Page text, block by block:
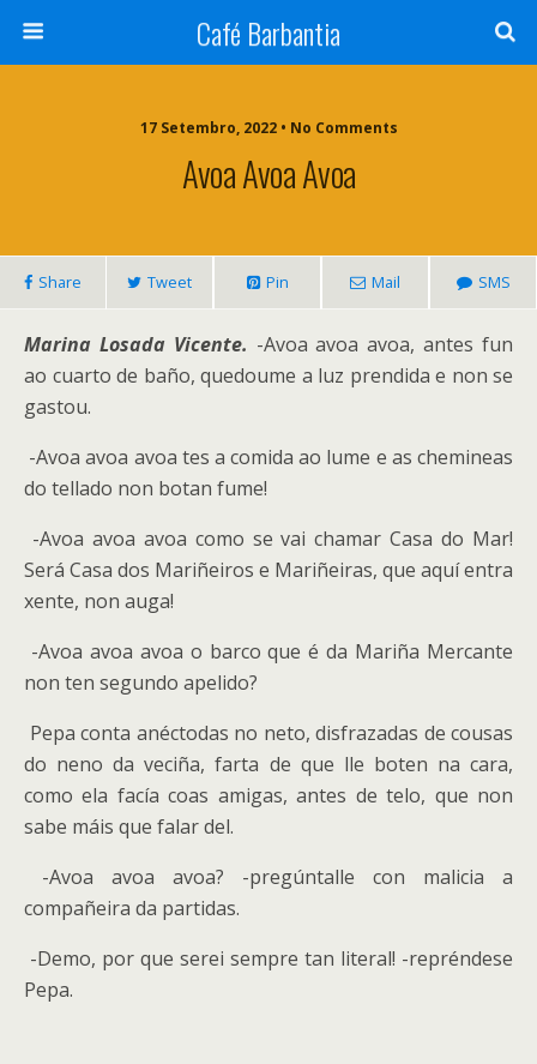
Café Barbantia
17 Setembro, 2022 • No Comments
Avoa Avoa Avoa
Share Tweet Pin Mail SMS
Marina Losada Vicente. -Avoa avoa avoa, antes fun
ao cuarto de baño, quedoume a luz prendida e non se
gastou.
-Avoa avoa avoa tes a comida ao lume e as chemineas
do tellado non botan fume!
-Avoa avoa avoa como se vai chamar Casa do Mar!
Será Casa dos Mariñeiros e Mariñeiras, que aquí entra
xente, non auga!
-Avoa avoa avoa o barco que é da Mariña Mercante
non ten segundo apelido?
Pepa conta anéctodas no neto, disfrazadas de cousas
do neno da veciña, farta de que lle boten na cara,
como ela facía coas amigas, antes de telo, que non
sabe máis que falar del.
-Avoa avoa avoa? -pregúntalle con malicia a
compañeira da partidas.
-Demo, por que serei sempre tan literal! -repréndese
Pepa.